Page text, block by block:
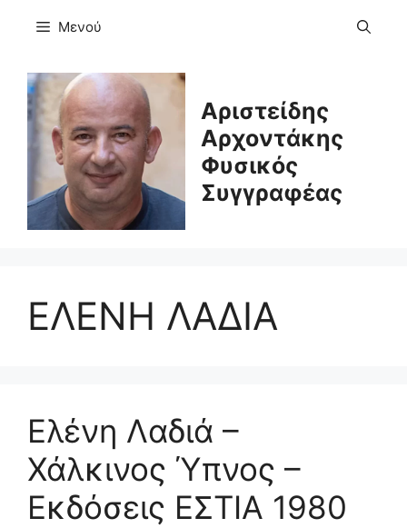
Μενού
Αριστείδης
Αρχοντάκης
Φυσικός
Συγγραφέας
ΕΛΕΝΗ ΛΑΔΙΑ
Ελένη Λαδιά –
Χάλκινος Ύπνος –
Εκδόσεις ΕΣΤΙΑ 1980